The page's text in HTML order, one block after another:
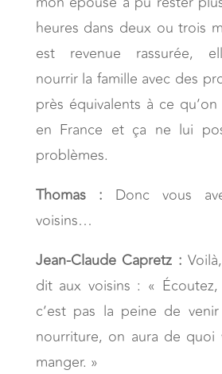
heures dans deux ou trois
est revenue rassurée,
nourrir la famille avec des
près équivalents à ce
en France et ça ne lui
problèmes.
Thomas : Donc vous
voisins…
Jean-Claude Capretz :
dit aux voisins : « Écoutez,
c’est pas la peine de
nourriture, on aura de quoi
manger. »